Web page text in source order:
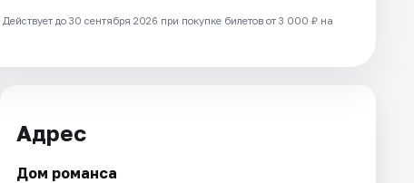
Действует до 30 сентября 2026 при покупке билетов от 3 000 ₽ на
Адрес
Дом романса